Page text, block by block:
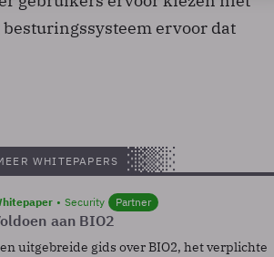
ervoor dat
WHITEPAPERS
Security Partner
aan BIO2
uitgebreide gids over BIO2, het verplichte